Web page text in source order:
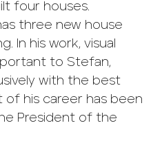
four houses.
three new house
In his work, visual
to Stefan,
with the best
of his career has been
President of the